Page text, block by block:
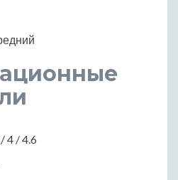
4 / 4.6